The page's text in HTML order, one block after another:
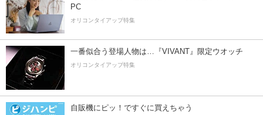
PC
オリコンタイアップ特集
一番似合う登場人物は…『VIVANT』限定ウオッチ
オリコンタイアップ特集
自販機にピッ！ですぐに買えちゃう